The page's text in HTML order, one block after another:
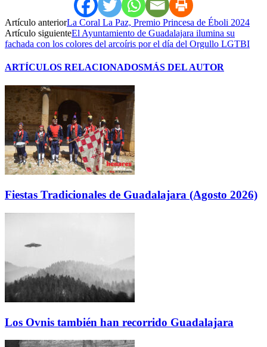
Artículo anteriorLa Coral La Paz, Premio Princesa de Éboli 2024
Artículo siguienteEl Ayuntamiento de Guadalajara ilumina su
fachada con los colores del arcoíris por el día del Orgullo LGTBI
ARTÍCULOS RELACIONADOSMÁS DEL AUTOR
Fiestas Tradicionales de Guadalajara (Agosto 2026)
Los Ovnis también han recorrido Guadalajara